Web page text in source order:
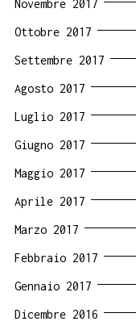
Novembre 2017
Ottobre 2017
Settembre 2017
Agosto 2017
Luglio 2017
Giugno 2017
Maggio 2017
Aprile 2017
Marzo 2017
Febbraio 2017
Gennaio 2017
Dicembre 2016